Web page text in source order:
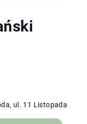
ul. 11 Listopada